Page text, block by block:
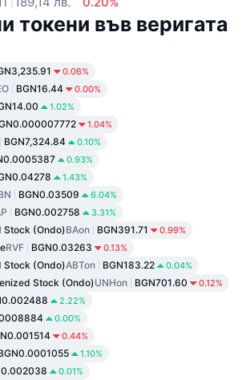
токени във веригата
0.06%
BGN16.44 0.00%
1.02%
1.04%
BGN7,324.84 0.10%
0.93%
1.43%
BGN0.03509 6.04%
BGN0.002758 3.31%
Stock (Ondo)BAon BGN391.71 0.99%
RVF BGN0.03263 0.13%
Stock (Ondo)ABTon BGN183.22 0.04%
Stock (Ondo)UNHon BGN701.60 0.12%
2.22%
0.00%
0.44%
1.10%
0.01%